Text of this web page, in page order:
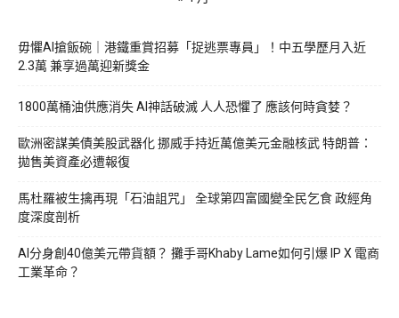
毋懼AI搶飯碗｜港鐵重賞招募「捉逃票專員」！中五學歷月入近
2.3萬 兼享過萬迎新獎金
1800萬桶油供應消失 AI神話破滅 人人恐懼了 應該何時貪婪？
歐洲密謀美債美股武器化 挪威手持近萬億美元金融核武 特朗普：
拋售美資產必遭報復
馬杜羅被生擒再現「石油詛咒」 全球第四富國變全民乞食 政經角
度深度剖析
AI分身創40億美元帶貨額？ 攤手哥Khaby Lame如何引爆 IP X 電商
工業革命？